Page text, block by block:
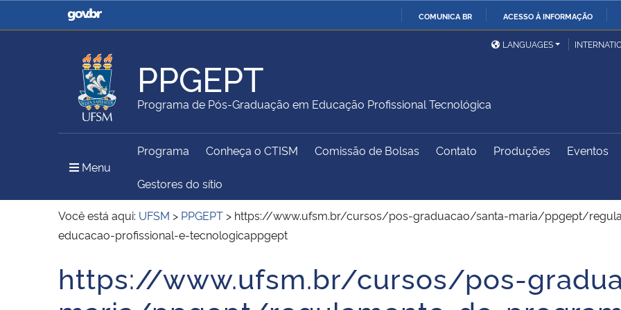
COMUNICA BR ACESSO À INFORMAÇÃO
Casa Civil
Ministério da Justiça e
Ministério da Defesa
Ministério das Relações
Exteriores
Ministério da Agricultura,
Pecuária e Abastecimento
Ministério da Educação
Ministério do Meio Ambiente Ministério do Turismo
Controladoria-Geral da
Secretaria de Governo
Gabinete de Segurança
LANGUAGES
PPGEPT
Programa de Pós-Graduação em Educação Profissional Tecnológica
Menu
Programa Conheça o CTISM Comissão de Bolsas Contato Produções Eventos
Gestores do sítio
Você está aqui: UFSM > PPGEPT > https://www.ufsm.br/cursos/pos-graduacao/santa-maria/ppgept/
educacao-profissional-e-tecnologicappgept
Início do conteúdo
https://www.ufsm.br/cursos/pos-